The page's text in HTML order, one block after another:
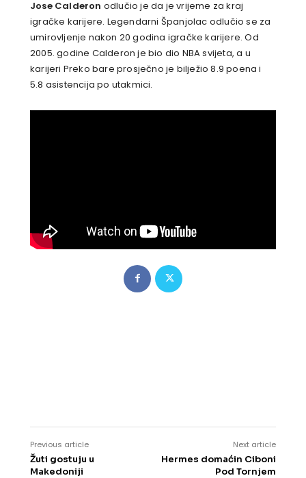
Jose Calderon odlučio je da je vrijeme za kraj
igračke karijere. Legendarni Španjolac odlučio se za
umirovljenje nakon 20 godina igračke karijere. Od
2005. godine Calderon je bio dio NBA svijeta, a u
karijeri Preko bare prosječno je bilježio 8.9 poena i
5.8 asistencija po utakmici.
Previous article
Žuti gostuju u
Makedoniji
Next article
Hermes domaćin Ciboni
Pod Tornjem